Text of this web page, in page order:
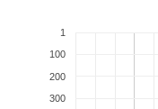
1
100
200
300